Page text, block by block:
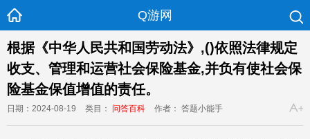
Q游网
根据《中华人民共和国劳动法》,()依照法律规定
收支、管理和运营社会保险基金,并负有使社会保
险基金保值增值的责任。
日期：2024-08-19 类目： 问答百科 作者： 答题小能手